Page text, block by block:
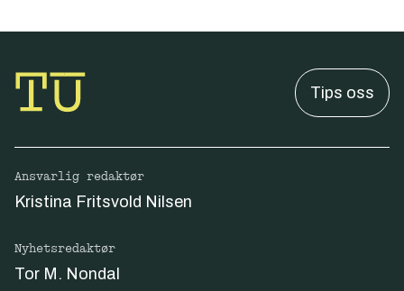
Tips oss
Ansvarlig redaktør
Kristina Fritsvold Nilsen
Nyhetsredaktør
Tor M. Nondal